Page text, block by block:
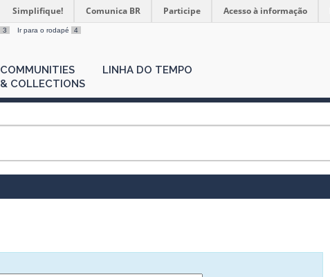
Simplifique! Comunica BR Participe Acesso à informação
3 Ir para o rodapé 4
COMMUNITIES
& COLLECTIONS
LINHA DO TEMPO